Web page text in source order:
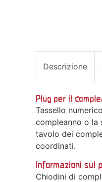
Descrizione
Plug per il
Tassello
compleanno o la
tavolo dei
coordinati.
Informazioni sul
Chiodini di